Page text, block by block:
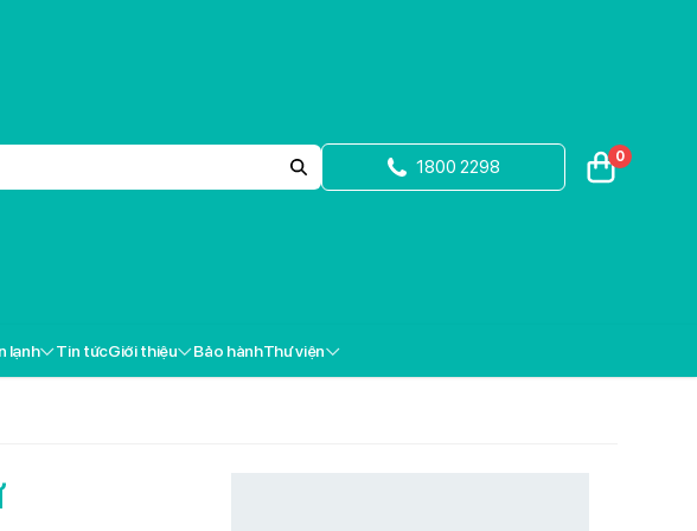
1800 2298 0
lạnh Tin tứcGiới thiệu Bảo hànhThư viện